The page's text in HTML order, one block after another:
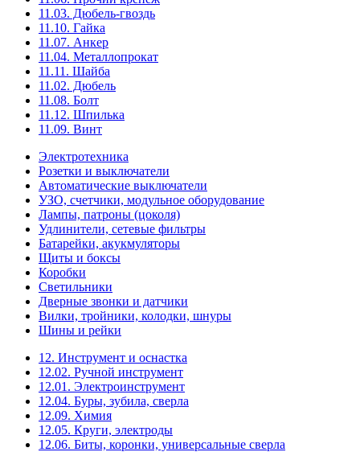
11.03. Дюбель-гвоздь
11.10. Гайка
11.07. Анкер
11.04. Металлопрокат
11.11. Шайба
11.02. Дюбель
11.08. Болт
11.12. Шпилька
11.09. Винт
Электротехника
Розетки и выключатели
Автоматические выключатели
УЗО, счетчики, модульное оборудование
Лампы, патроны (цоколя)
Удлинители, сетевые фильтры
Батарейки, акукмуляторы
Щиты и боксы
Коробки
Светильники
Дверные звонки и датчики
Вилки, тройники, колодки, шнуры
Шины и рейки
12. Инструмент и оснастка
12.02. Ручной инструмент
12.01. Электроинструмент
12.04. Буры, зубила, сверла
12.09. Химия
12.05. Круги, электроды
12.06. Биты, коронки, универсальные сверла